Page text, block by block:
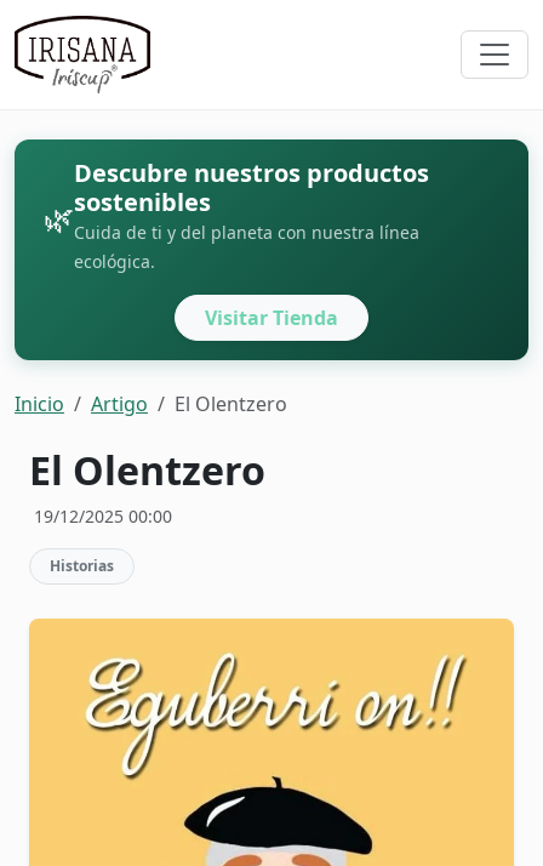
🌿
Descubre nuestros productos
sostenibles
Cuida de ti y del planeta con nuestra línea
ecológica.
Visitar Tienda
Inicio Artigo El Olentzero
El Olentzero
19/12/2025 00:00
Historias